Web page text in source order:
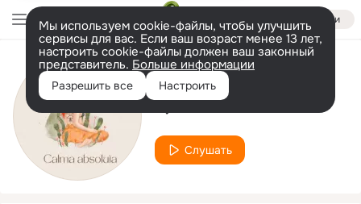
Войти
Мы используем cookie-файлы, чтобы улучшить
сервисы для вас. Если ваш возраст менее 13 лет,
настроить cookie-файлы должен ваш законный
представитель. Больше информации
Разрешить все Настроить
Исполнитель
Quietud total
Слушать